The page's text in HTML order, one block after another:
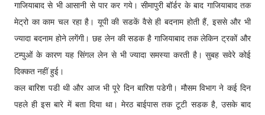
गाजियाबाद से भी आसानी से पार कर गये। सीमापुरी बॉर्डर के बाद गाजियाबाद तक
मेट्रो का काम चल रहा है। यूपी की सडकें वैसे ही बदनाम होती हैं, इससे और भी
ज्यादा बदनाम होने लगेंगी। छह लेन की सडक है गाजियाबाद तक लेकिन ट्रकों और
टम्पुओं के कारण यह सिंगल लेन से भी ज्यादा समस्या करती है। सुबह सवेरे कोई
दिक्कत नहीं हुई।
कल बारिश पडी थी और आज भी पूरे दिन बारिश पडेगी। मौसम विभाग ने कई दिन
पहले ही इस बारे में बता दिया था। मेरठ बाईपास तक टूटी सडक है, उसके बाद